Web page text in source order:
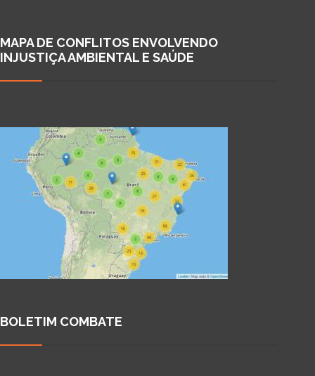
MAPA DE CONFLITOS ENVOLVENDO
INJUSTIÇA AMBIENTAL E SAÚDE
BOLETIM COMBATE